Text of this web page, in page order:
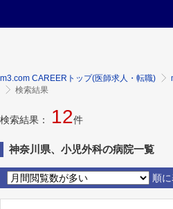
m3.com CAREERトップ(医師求人・転職)
検索結果
検索結果： 12件
神奈川県、小児外科の病院一覧
順